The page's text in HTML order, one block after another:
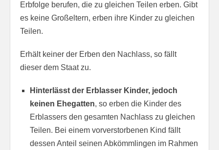
Erbfolge berufen, die zu gleichen Teilen erben. Gibt
es keine Großeltern, erben ihre Kinder zu gleichen
Teilen.
Erhält keiner der Erben den Nachlass, so fällt
dieser dem Staat zu.
Hinterlässt der Erblasser Kinder, jedoch
keinen Ehegatten, so erben die Kinder des
Erblassers den gesamten Nachlass zu gleichen
Teilen. Bei einem vorverstorbenen Kind fällt
dessen Anteil seinen Abkömmlingen im Rahmen